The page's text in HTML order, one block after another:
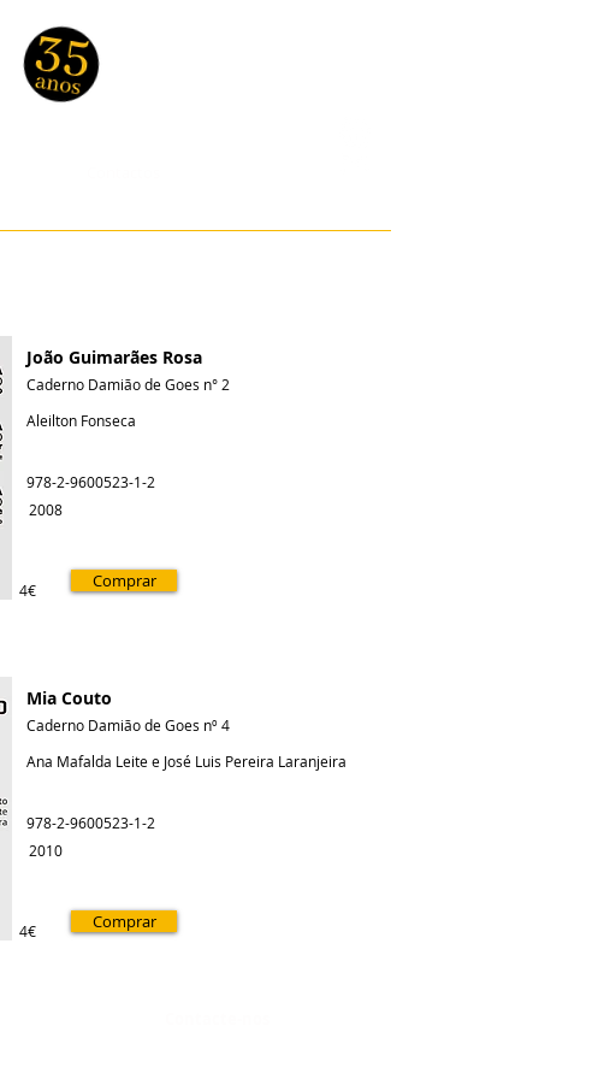
João Guimarães Rosa
Caderno Damião de Goes n° 2
Aleilton Fonseca
978-2-9600523-1-2
2008
4€
Comprar
Mia Couto
Caderno Damião de Goes nº 4
Ana Mafalda Leite e José Luis Pereira Laranjeira
978-2-9600523-1-2
2010
4€
Comprar